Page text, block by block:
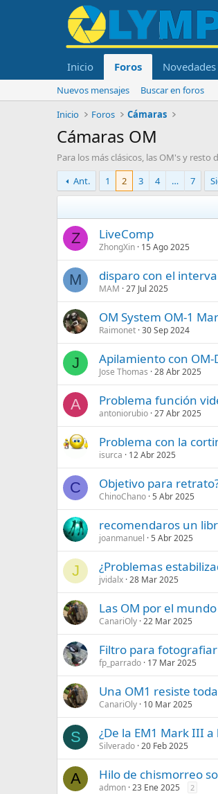
Inicio Foros Novedades
Nuevos mensajes
Buscar en foros
Inicio
Foros Cámaras
Cámaras OM
Para los más clásicos, las OM's y resto
Ant.
1 2 3 4 … 7
Z LiveComp
ZhongXin 15 Ago 2025
M disparo con el
MAM 27 Jul 2025
OM System OM-1
Raimonet 30 Sep 2024
J Apilamiento con OM-
Jose Thomas 28 Abr 2025
A Problema función
antoniorubio 27 Abr 2025
Problema con la
isurca 12 Abr 2025
C Objetivo para
ChinoChano 5 Abr 2025
recomendaros un
joanmanuel 5 Abr 2025
J ¿Problemas
jvidalx 28 Mar 2025
Las OM por el mundo
CanariOly 22 Mar 2025
Filtro para
fp_parrado 17 Mar 2025
Una OM1 resiste
CanariOly 10 Mar 2025
S ¿De la EM1 Mark III
Silverado 20 Feb 2025
A Hilo de chismorreo
admon 23 Ene 2025 2